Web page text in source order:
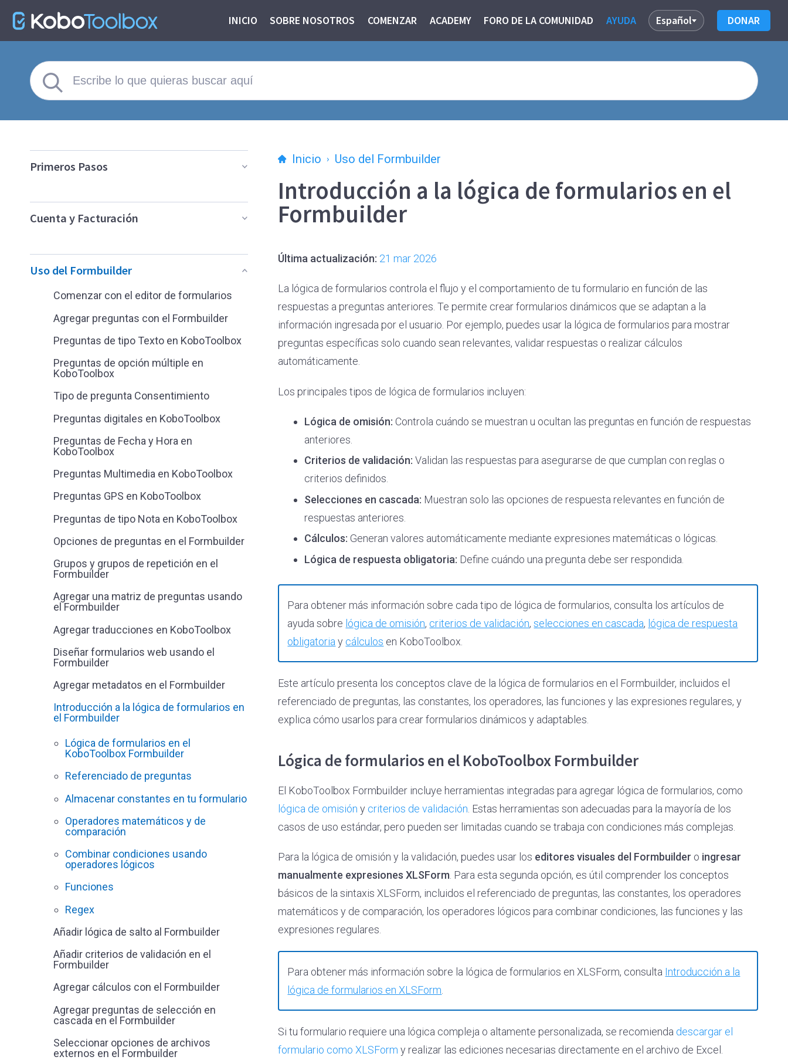
INICIO SOBRE NOSOTROS COMENZAR ACADEMY FORO DE LA COMUNIDAD AYUDA Español DONAR
Inicio Uso del Formbuilder
Introducción a la lógica de formularios en el
Formbuilder
Última actualización: 21 mar 2026
La lógica de formularios controla el flujo y el comportamiento de tu formulario en función de las
respuestas a preguntas anteriores. Te permite crear formularios dinámicos que se adaptan a la
información ingresada por el usuario. Por ejemplo, puedes usar la lógica de formularios para mostrar
preguntas específicas solo cuando sean relevantes, validar respuestas o realizar cálculos
automáticamente.
Los principales tipos de lógica de formularios incluyen:
Lógica de omisión: Controla cuándo se muestran u ocultan las preguntas en función de respuestas
anteriores.
Criterios de validación: Validan las respuestas para asegurarse de que cumplan con reglas o
criterios definidos.
Selecciones en cascada: Muestran solo las opciones de respuesta relevantes en función de
respuestas anteriores.
Cálculos: Generan valores automáticamente mediante expresiones matemáticas o lógicas.
Lógica de respuesta obligatoria: Define cuándo una pregunta debe ser respondida.
Para obtener más información sobre cada tipo de lógica de formularios, consulta los artículos de
ayuda sobre lógica de omisión, criterios de validación,selecciones en cascada, lógica de respuesta
obligatoria y cálculos en KoboToolbox.
Este artículo presenta los conceptos clave de la lógica de formularios en el Formbuilder, incluidos el
referenciado de preguntas, las constantes, los operadores, las funciones y las expresiones regulares, y
explica cómo usarlos para crear formularios dinámicos y adaptables.
Lógica de formularios en el KoboToolbox Formbuilder
El KoboToolbox Formbuilder incluye herramientas integradas para agregar lógica de formularios, como
lógica de omisión y criterios de validación . Estas herramientas son adecuadas para la mayoría de los
casos de uso estándar, pero pueden ser limitadas cuando se trabaja con condiciones más complejas.
Para la lógica de omisión y la validación, puedes usar los editores visuales del Formbuilder o ingresar
manualmente expresiones XLSForm. Para esta segunda opción, es útil comprender los conceptos
básicos de la sintaxis XLSForm, incluidos el referenciado de preguntas, las constantes, los operadores
matemáticos y de comparación, los operadores lógicos para combinar condiciones, las funciones y las
expresiones regulares.
Para obtener más información sobre la lógica de formularios en XLSForm, consulta Introducción a la
lógica de formularios en XLSForm
Si tu formulario requiere una lógica compleja o altamente personalizada, se recomienda descargar el
formulario como XLSForm y realizar las ediciones necesarias directamente en el archivo de Excel.
Primeros Pasos
Cuenta y Facturación
Uso del Formbuilder
Comenzar con el editor de formularios
Agregar preguntas con el Formbuilder
Preguntas de tipo Texto en KoboToolbox
Preguntas de opción múltiple en
KoboToolbox
Tipo de pregunta Consentimiento
Preguntas digitales en KoboToolbox
Preguntas de Fecha y Hora en
KoboToolbox
Preguntas Multimedia en KoboToolbox
Preguntas GPS en KoboToolbox
Preguntas de tipo Nota en KoboToolbox
Opciones de preguntas en el Formbuilder
Grupos y grupos de repetición en el
Formbuilder
Agregar una matriz de preguntas usando
el Formbuilder
Agregar traducciones en KoboToolbox
Diseñar formularios web usando el
Formbuilder
Agregar metadatos en el Formbuilder
Introducción a la lógica de formularios en
el Formbuilder
Lógica de formularios en el
KoboToolbox Formbuilder
Referenciado de preguntas
Almacenar constantes en tu formulario
Operadores matemáticos y de
comparación
Combinar condiciones usando
operadores lógicos
Funciones
Regex
Añadir lógica de salto al Formbuilder
Añadir criterios de validación en el
Formbuilder
Agregar cálculos con el Formbuilder
Agregar preguntas de selección en
cascada en el Formbuilder
Seleccionar opciones de archivos
externos en el Formbuilder